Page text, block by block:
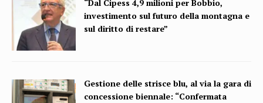
“Dal Cipess 4,9 milioni per Bobbio,
investimento sul futuro della montagna e
sul diritto di restare”
Gestione delle strisce blu, al via la gara di
concessione biennale: “Confermata